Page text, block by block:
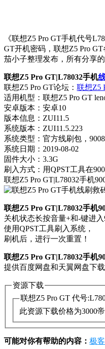
《联想Z5 Pro GT手机代号
GT开机密码，联想Z5 Pro
茄小子整理发布，所有分享
联想Z5 Pro GT|L78032手机
联想Z5 Pro GT论坛： 联想Z5
适用机型：联想Z5 Pro GT
安卓版本：安卓10
版本信息：ZUI11.5
系统版本：ZUI11.5.223
系统类型：官方线刷包，
系统日期：2019-08-02
固件大小：3.3G
刷入方式：用QPST工具在
联想Z5 Pro GT|L78032手机
联想Z5 Pro GT|L78032手机
关机状态长按音量+和-键进入
使用QPST工具刷入系统，
刷机后，进行一次重置！
联想Z5 Pro GT|L78032手机
提供百度网盘和天翼网盘下
资源下载
联想Z5 Pro GT 代号
此资源下载价格为3000
可能对你有帮助的内容： 极